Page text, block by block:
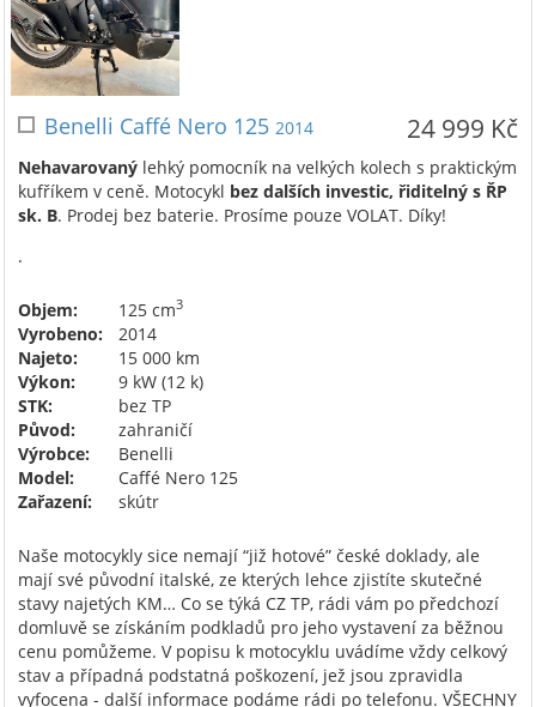
24 999 Kč
Benelli Caffé Nero 125 2014
Nehavarovaný lehký pomocník na velkých kolech s praktickým
kufříkem v ceně. Motocykl bez dalších investic, řiditelný s ŘP
sk. B. Prodej bez baterie. Prosíme pouze VOLAT. Díky!
.
Objem: 125 cm3
Vyrobeno:
2014
Najeto:
15 000 km
Výkon:
9 kW (12 k)
STK:
bez TP
Původ:
zahraničí
Výrobce:
Benelli
Model:
Caffé Nero 125
Zařazení:
skútr
Naše motocykly sice nemají “již hotové” české doklady, ale
mají své původní italské, ze kterých lehce zjistíte skutečné
stavy najetých KM… Co se týká CZ TP, rádi vám po předchozí
domluvě se získáním podkladů pro jeho vystavení za běžnou
cenu pomůžeme. V popisu k motocyklu uvádíme vždy celkový
stav a případná podstatná poškození, jež jsou zpravidla
vyfocena - další informace podáme rádi po telefonu. VŠECHNY